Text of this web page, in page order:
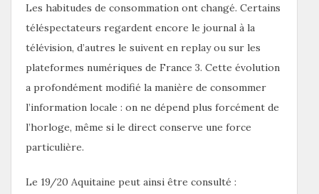
Les habitudes de consommation ont changé. Certains
téléspectateurs regardent encore le journal à la
télévision, d’autres le suivent en replay ou sur les
plateformes numériques de France 3. Cette évolution
a profondément modifié la manière de consommer
l’information locale : on ne dépend plus forcément de
l’horloge, même si le direct conserve une force
particulière.
Le 19/20 Aquitaine peut ainsi être consulté :